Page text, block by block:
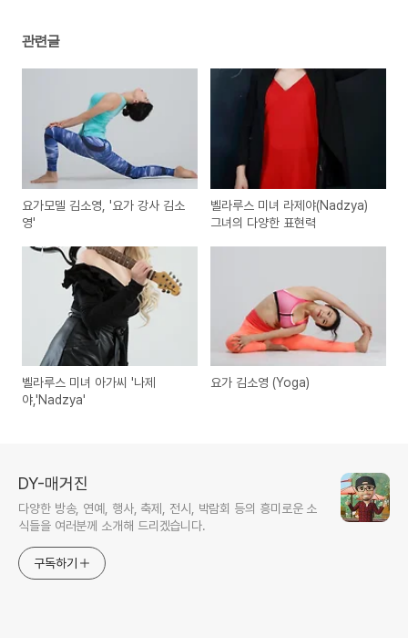
관련글
요가모델 김소영, '요가 강사 김소
영'
벨라루스 미녀 라제야(Nadzya)
그녀의 다양한 표현력
벨라루스 미녀 아가씨 '나제
야,'Nadzya'
요가 김소영 (Yoga)
DY-매거진
다양한 방송, 연예, 행사, 축제, 전시, 박람회 등의 흥미로운 소
식들을 여러분께 소개해 드리겠습니다.
구독하기